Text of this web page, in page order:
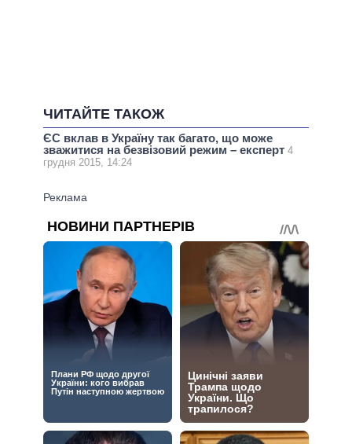
ЧИТАЙТЕ ТАКОЖ
ЄС вклав в Україну так багато, що може
зважитися на безвізовий режим – експерт 4
грудня 2015, 14:24